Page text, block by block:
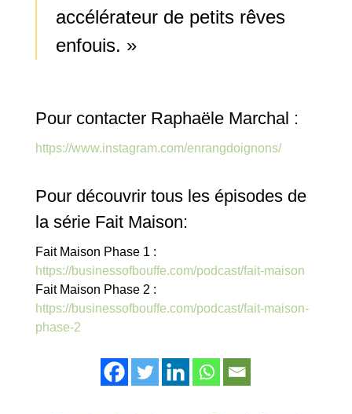
accélérateur de petits rêves
enfouis. »
Pour contacter Raphaële Marchal :
https://www.instagram.com/enrangdoignons/
Pour découvrir tous les épisodes de
la série Fait Maison:
Fait Maison Phase 1 :
https://businessofbouffe.com/podcast/fait-maison
Fait Maison Phase 2 :
https://businessofbouffe.com/podcast/fait-maison-
phase-2